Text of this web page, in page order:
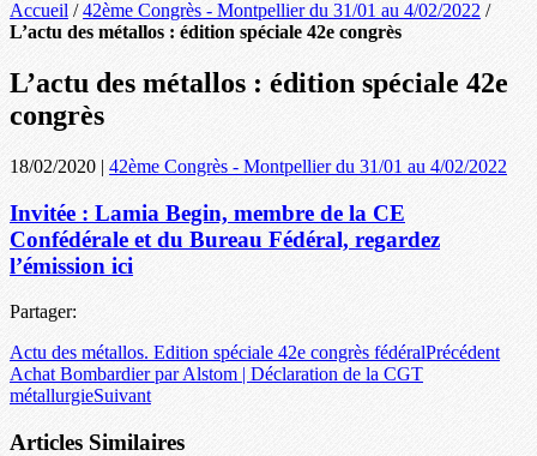
Accueil /42ème Congrès - Montpellier du 31/01 au 4/02/2022 /
L’actu des métallos : édition spéciale 42e congrès
L’actu des métallos : édition spéciale 42e
congrès
18/02/2020 | 42ème Congrès - Montpellier du 31/01 au 4/02/2022
Invitée : Lamia Begin, membre de la CE
Confédérale et du Bureau Fédéral, regardez
l’émission ici
Partager:
Actu des métallos. Edition spéciale 42e congrès fédéralPrécédent
Achat Bombardier par Alstom | Déclaration de la CGT
métallurgieSuivant
Articles Similaires